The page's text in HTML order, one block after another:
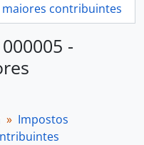
maiores contribuintes
-
Impostos